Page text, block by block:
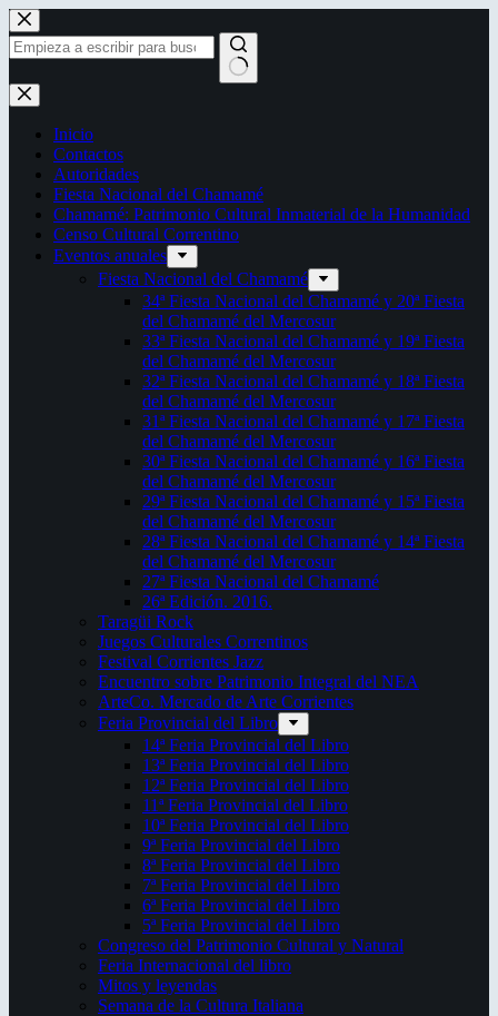
Saltar
al
contenido
Sin
resultados
Inicio
Contactos
Autoridades
Fiesta Nacional del Chamamé
Chamamé: Patrimonio Cultural Inmaterial de la Humanidad
Censo Cultural Correntino
Eventos anuales
Fiesta Nacional del Chamamé
34ª Fiesta Nacional del Chamamé y 20ª Fiesta
del Chamamé del Mercosur
33ª Fiesta Nacional del Chamamé y 19ª Fiesta
del Chamamé del Mercosur
32ª Fiesta Nacional del Chamamé y 18ª Fiesta
del Chamamé del Mercosur
31ª Fiesta Nacional del Chamamé y 17ª Fiesta
del Chamamé del Mercosur
30ª Fiesta Nacional del Chamamé y 16ª Fiesta
del Chamamé del Mercosur
29ª Fiesta Nacional del Chamamé y 15ª Fiesta
del Chamamé del Mercosur
28ª Fiesta Nacional del Chamamé y 14ª Fiesta
del Chamamé del Mercosur
27ª Fiesta Nacional del Chamamé
26ª Edición. 2016.
Taragüi Rock
Juegos Culturales Correntinos
Festival Corrientes Jazz
Encuentro sobre Patrimonio Integral del NEA
ArteCo. Mercado de Arte Corrientes
Feria Provincial del Libro
14ª Feria Provincial del Libro
13ª Feria Provincial del Libro
12ª Feria Provincial del Libro
11ª Feria Provincial del Libro
10ª Feria Provincial del Libro
9ª Feria Provincial del Libro
8ª Feria Provincial del Libro
7ª Feria Provincial del Libro
6ª Feria Provincial del Libro
5ª Feria Provincial del Libro
Congreso del Patrimonio Cultural y Natural
Feria Internacional del libro
Mitos y leyendas
Semana de la Cultura Italiana